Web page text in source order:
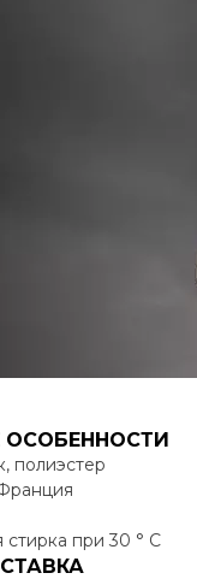
ОСОБЕННОСТИ
полиэстер
при 30 ° C